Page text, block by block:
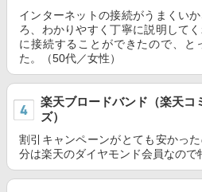
インターネットの接続がうまくい
ろ、わかりやすく丁寧に説明して
に接続することができたので、と
た。（50代／女性）
楽天ブロードバンド（楽天コ
ズ）
割引キャンペーンがとても安かっ
分は楽天のダイヤモンド会員なので